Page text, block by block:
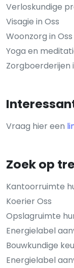
Verloskundige
Visagie in Oss
Woonzorg in Oss
Yoga en
Zorgboerderijen
Vraag hier een
Zoek op
Kantoorruimte
Koerier Oss
Opslagruimte
Energielabel
Bouwkundige
Energielabel